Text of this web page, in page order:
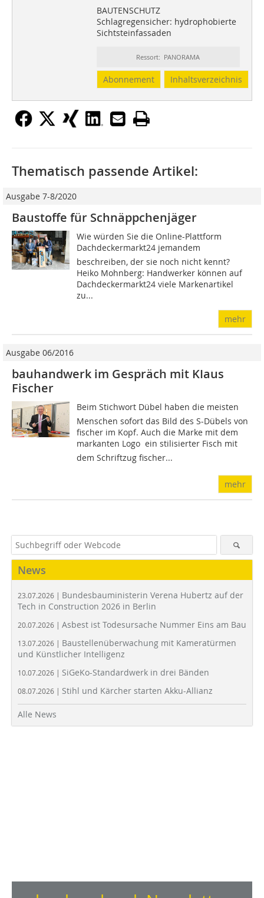
BAUTENSCHUTZ
Schlagregensicher: hydrophobierte
Sichtsteinfassaden
Ressort: PANORAMA
Abonnement Inhaltsverzeichnis
Thematisch passende Artikel:
Ausgabe 7-8/2020
Baustoffe für Schnäppchenjäger
Wie würden Sie die Online-Plattform
Dachdeckermarkt24 jemandem
beschreiben, der sie noch nicht kennt?
Heiko Mohnberg: Handwerker können auf
Dachdeckermarkt24 viele Markenartikel
zu...
mehr
Ausgabe 06/2016
bauhandwerk im Gespräch mit KIaus
Fischer
Beim Stichwort Dübel haben die meisten
Menschen sofort das Bild des S-Dübels von
fischer im Kopf. Auch die Marke mit dem
markanten Logo  ein stilisierter Fisch mit
dem Schriftzug fischer...
mehr
News
23.07.2026 | Bundesbauministerin Verena Hubertz auf der
Tech in Construction 2026 in Berlin
20.07.2026 | Asbest ist Todesursache Nummer Eins am Bau
13.07.2026 | Baustellenüberwachung mit Kameratürmen
und Künstlicher Intelligenz
10.07.2026 | SiGeKo-Standardwerk in drei Bänden
08.07.2026 | Stihl und Kärcher starten Akku-Allianz
Alle News